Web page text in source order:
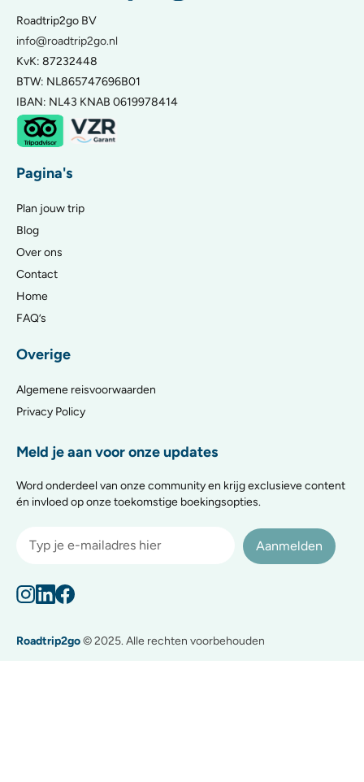
Roadtrip2go BV
info@roadtrip2go.nl
KvK: 87232448
BTW: NL865747696B01
IBAN: NL43 KNAB 0619978414
Pagina's
Plan jouw trip
Blog
Over ons
Contact
Home
FAQ’s
Overige
Algemene reisvoorwaarden
Privacy Policy
Meld je aan voor onze updates
Word onderdeel van onze community en krijg exclusieve content
én invloed op onze toekomstige boekingsopties.
Aanmelden
Roadtrip2go© 2025. Alle rechten voorbehouden